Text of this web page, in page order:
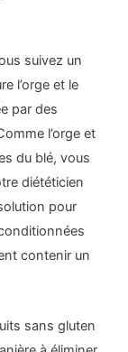
suivez un
l’orge et le
par des
l’orge et
du blé, vous
diététicien
pour
contenir un
sans gluten